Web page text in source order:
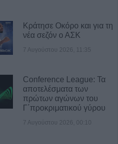
Κράτησε Οκόρο και για τη
νέα σεζόν ο ΑΣΚ
7 Αυγούστου 2026, 11:35
Conference League: Τα
αποτελέσματα των
πρώτων αγώνων του
Γ΄προκριματικού γύρου
7 Αυγούστου 2026, 00:10